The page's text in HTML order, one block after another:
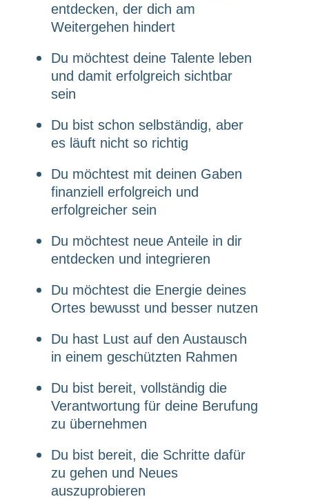
entdecken, der dich am
Weitergehen hindert
Du möchtest deine Talente leben
und damit erfolgreich sichtbar
sein
Du bist schon selbständig, aber
es läuft nicht so richtig
Du möchtest mit deinen Gaben
finanziell erfolgreich und
erfolgreicher sein
Du möchtest neue Anteile in dir
entdecken und integrieren
Du möchtest die Energie deines
Ortes bewusst und besser nutzen
Du hast Lust auf den Austausch
in einem geschützten Rahmen
Du bist bereit, vollständig die
Verantwortung für deine Berufung
zu übernehmen
Du bist bereit, die Schritte dafür
zu gehen und Neues
auszuprobieren